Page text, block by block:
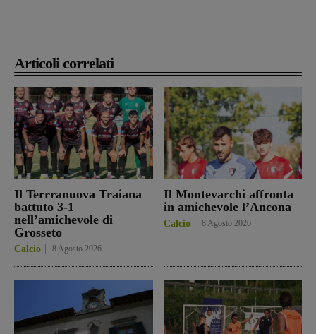
Articoli correlati
Il Terrranuova Traiana
battuto 3-1
nell’amichevole di
Grosseto
Calcio 8 Agosto 2026
Il Montevarchi affronta
in amichevole l’Ancona
Calcio 8 Agosto 2026